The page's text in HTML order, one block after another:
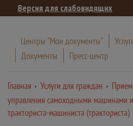
Версия для слабовидящих
Центры "Мои документы"
Документы
Пресс-центр
Главная Услуги для граждан
управления самоходными машинами
тракториста-машиниста (тракториста)